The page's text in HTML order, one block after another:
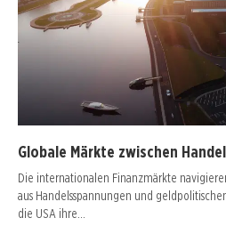
Globale Märkte zwischen
Die internationalen Finanzmärkte
aus Handelsspannungen und
die USA ihre…